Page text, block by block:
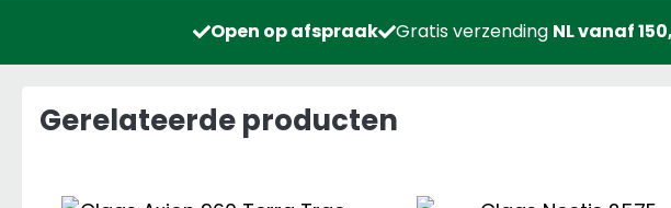
Open op afspraak Gratis verzending NL vanaf
Gerelateerde producten